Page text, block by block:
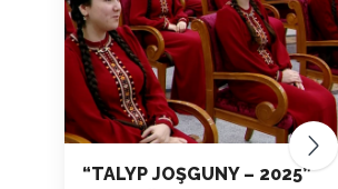
“TALYP JOŞGUNY – 2025”